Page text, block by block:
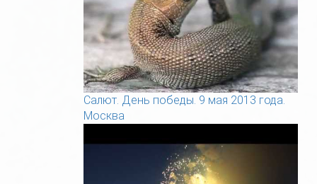
Салют. День победы. 9 мая 2013 года.
Москва